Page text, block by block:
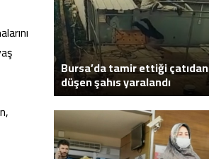
Bursa’da tamir ettiği çatıdan
düşen şahıs yaralandı